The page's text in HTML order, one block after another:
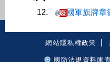
12.
國軍旗牌章
網站隱私權政策
國防法規資料庫